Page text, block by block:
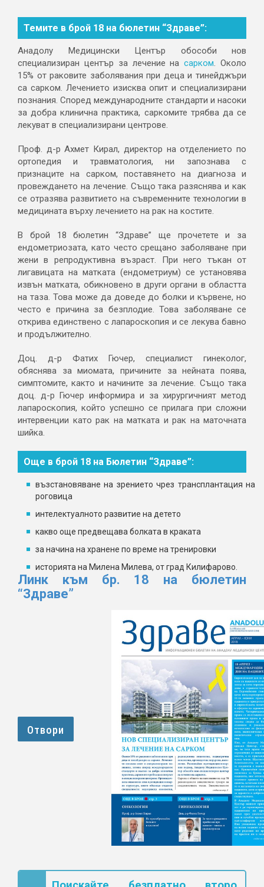
Темите в брой 18 на бюлетин “Здраве”:
Анадолу Медицински Център обособи нов
специализиран център за лечение насарком. Около
15% от раковите заболявания при деца и тинейджъри
са сарком. Лечението изисква опит и специализирани
познания. Според международните стандарти и насоки
за добра клинична практика, саркомите трябва да се
лекуват в специализирани центрове.
Проф. д-р Ахмет Кирал, директор на отделението по
ортопедия и травматология, ни запознава с
признаците на сарком, поставянето на диагноза и
провеждането на лечение. Също така разяснява и как
се отразява развитието на съвременните технологии в
медицината върху лечението на рак на костите.
В брой 18 бюлетин “Здраве” ще прочетете и за
ендометриозата, като често срещано заболяване при
жени в репродуктивнa възраст. При него тъкан от
лигавицата на матката (ендометриум) се установява
извън матката, обикновено в други органи в областта
на таза. Това може да доведе до болки и кървене, но
често е причина за безплодие. Това заболяване се
открива единствено с лапароскопия и се лекува бавно
и продължително.
Доц. д-р Фатих Гючер, специалист гинеколог,
обяснява за миомата, причините за нейната поява,
симптомите, както и начините за лечение. Също така
доц. д-р Гючер информира и за хирургичният метод
лапароскопия, който успешно се прилага при сложни
интервенции като рак на матката и рак на маточната
шийка.
Още в брой 18 на Бюлетин “Здраве”:
възстановяване на зрението чрез трансплантация на
роговица
интелектуалното развитие на детето
какво още предвещава болката в краката
за начина на хранене по време на тренировки
историята на Милена Милева, от град Килифарово.
Линк към бр. 18 на бюлетин
“Здраве”